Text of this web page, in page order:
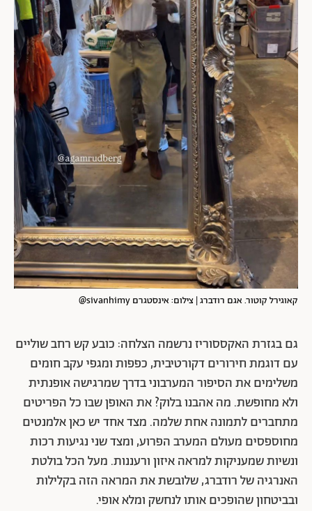
קאוגירל קוטור. אגם רודברג | צילום: אינסטגרם sivanhimy@
גם בגזרת האקססוריז נרשמה הצלחה: כובע קש רחב שוליים
עם דוגמת חירורים דקורטיבית, כפפות ומגפי עקב חומים
משלימים את הסיפור המערבוני בדרך שמרגישה אופנתית
ולא מחופשת. מה אהבנו בלוק? את האופן שבו כל הפריטים
מתחברים לתמונה אחת שלמה. מצד אחד יש כאן אלמנטים
מחוספסים מעולם המערב הפרוע, ומצד שני נגיעות רכות
ונשיות שמעניקות למראה איזון ורעננות. מעל הכל בולטת
האנרגיה של רודברג, שלובשת את המראה הזה בקלילות
ובביטחון שהופכים אותו לנחשק ומלא אופי.